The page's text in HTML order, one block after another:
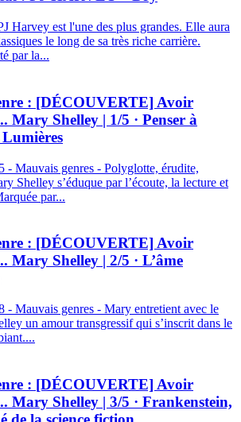
Harvey est l'une des plus grandes. Elle aura
le long de sa très riche carrière.
par la...
: [DÉCOUVERTE] Avoir
Mary Shelley | 1/5 · Penser à
Lumières
- Mauvais genres - Polyglotte, érudite,
Shelley s’éduque par l’écoute, la lecture et
par...
: [DÉCOUVERTE] Avoir
Mary Shelley | 2/5 · L’âme
- Mauvais genres - Mary entretient avec le
un amour transgressif qui s’inscrit dans le
: [DÉCOUVERTE] Avoir
Mary Shelley | 3/5 · Frankenstein,